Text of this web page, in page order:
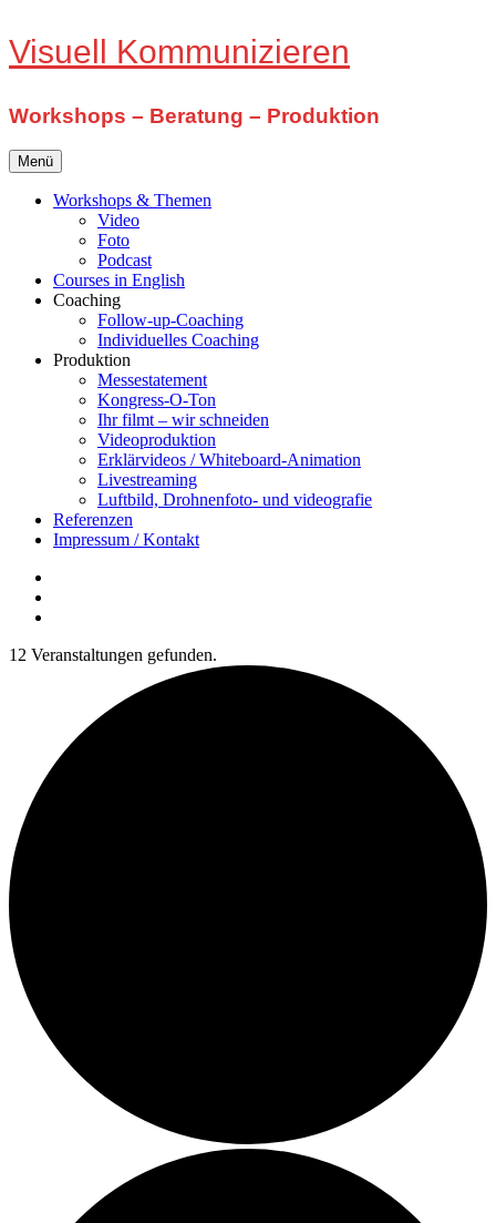
Zum
Inhalt
Visuell Kommunizieren
Workshops – Beratung – Produktion
Menü
Workshops & Themen
Video
Foto
Podcast
Courses in English
Coaching
Follow-up-Coaching
Individuelles Coaching
Produktion
Messestatement
Kongress-O-Ton
Ihr filmt – wir schneiden
Videoproduktion
Erklärvideos / Whiteboard-Animation
Livestreaming
Luftbild, Drohnenfoto- und videografie
Referenzen
Impressum / Kontakt
12 Veranstaltungen gefunden.